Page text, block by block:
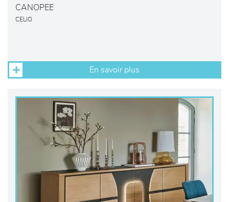
CANOPEE
CELIO
En savoir plus